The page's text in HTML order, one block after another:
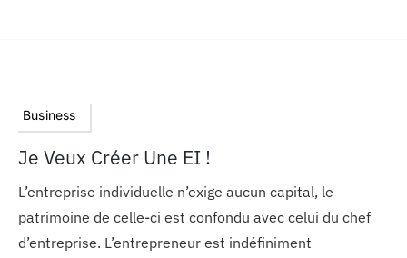
Business
Je Veux Créer Une EI !
L’entreprise individuelle n’exige aucun capital, le
patrimoine de celle-ci est confondu avec celui du chef
d’entreprise. L’entrepreneur est indéfiniment